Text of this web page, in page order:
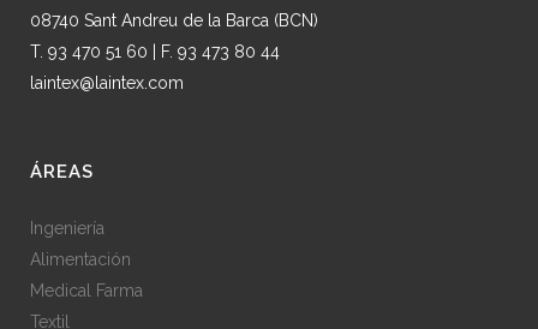
08740 Sant Andreu de la Barca (BCN)
T. 93 470 51 60 | F. 93 473 80 44
laintex@laintex.com
ÁREAS
Ingeniería
Alimentación
Medical Farma
Textil